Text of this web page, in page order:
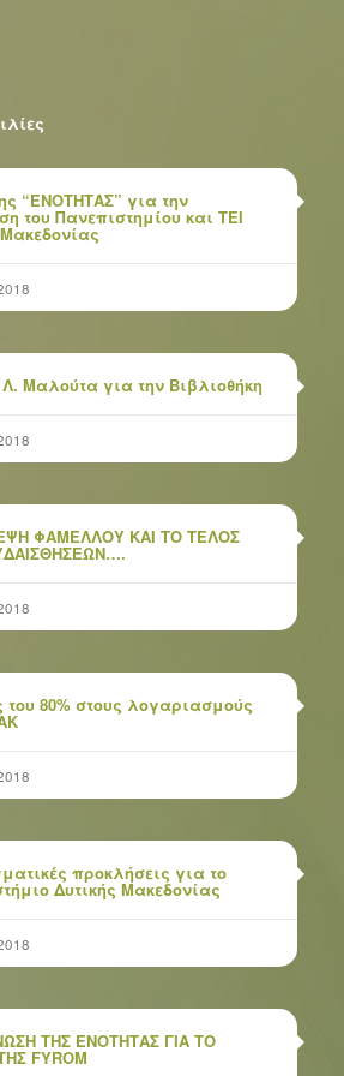
“ΕΝΟΤΗΤΑΣ” για την
του Πανεπιστημίου και ΤΕΙ
Μαλούτα για την Βιβλιοθήκη
ΦΑΜΕΛΛΟΥ ΚΑΙ ΤΟ ΤΕΛΟΣ
του 80% στους λογαριασμούς
προκλήσεις για το
Δυτικής Μακεδονίας
ΤΗΣ ΕΝΟΤΗΤΑΣ ΓΙΑ ΤΟ
FYROM